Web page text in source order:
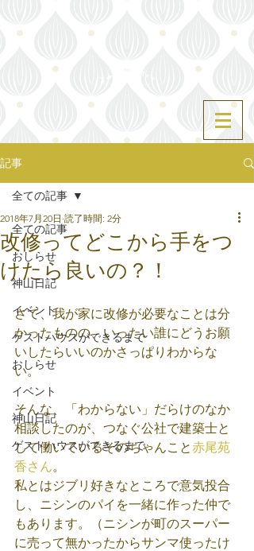
記事
全ての記事
おしらせ
神山日記
イベント
ゲストハウスができるまで
おしらせ
イベント
神山日記
ゲストハウスができるまで
全ての記事
改修ってどこから手をつ
けたら良いの？！
2018年7月20日 読了時間: 2分
さて、我が家に改修が必要なことは分
かったものの、いったい誰にどうお願
いしたらいいのかさっぱりわからな
い。
そんな、「わからない」だらけのなか
相談したのが、つなぐ公社で建築士と
して働いているそのちゃんこと赤尾苑
香さん。
私とはジブリ好きなところで意気投合
し、ニシンのパイを一緒に作った仲で
もあります。（ニシンが町のスーパー
に売って無かったからサンマ使ったけ